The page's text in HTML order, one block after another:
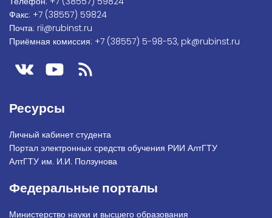
Факс: +7 (38557) 59824
Почта: rii@rubinst.ru
Приёмная комиссия: +7 (38557) 5-98-53, pk@rubinst.ru
Ресурсы
Личный кабинет студента
Портал электронных средств обучения РИИ АлтГТУ
АлтГТУ им. И.И. Ползунова
Федеральные порталы
Министерство науки и высшего образования